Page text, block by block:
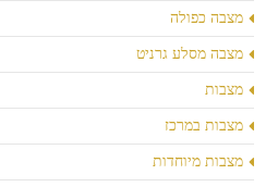
מצבה כפולה
מצבה מסלע גרניט
מצבות
מצבות במרכז
מצבות מיוחדות